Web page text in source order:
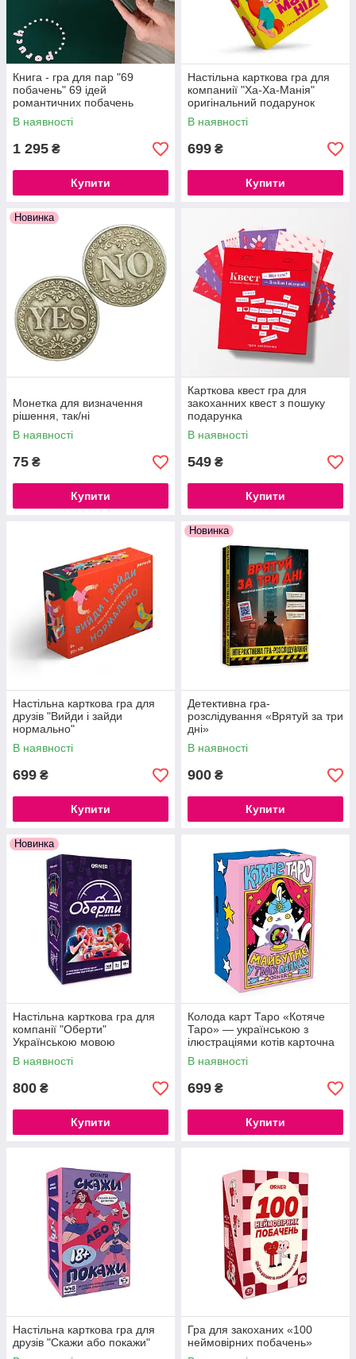
Книга - гра для пар "69
побачень" 69 ідей
романтичних побачень
В наявності
1 295 ₴
Купити
Настільна карткова гра для
компаниії "Ха-Ха-Манія"
оригінальний подарунок
В наявності
699 ₴
Купити
Новинка
Монетка для визначення
рішення, так/ні
В наявності
75 ₴
Купити
Карткова квест гра для
закоханних квест з пошуку
подарунка
В наявності
549 ₴
Купити
Настільна карткова гра для
друзів "Вийди і зайди
нормально"
В наявності
699 ₴
Купити
Новинка
Детективна гра-
розслідування «Врятуй за три
дні»
В наявності
900 ₴
Купити
Новинка
Настільна карткова гра для
компанії "Оберти"
Українською мовою
В наявності
800 ₴
Купити
Колода карт Таро «Котяче
Таро» — українською з
ілюстраціями котів карточна
гра
В наявності
699 ₴
Купити
Настільна карткова гра для
друзів "Скажи або покажи"
Гра для закоханих «100
неймовірних побачень»